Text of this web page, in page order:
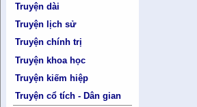
Truyện dài
Truyện lịch sử
Truyện chính trị
Truyện khoa học
Truyện kiếm hiệp
Truyện cổ tích - Dân gian